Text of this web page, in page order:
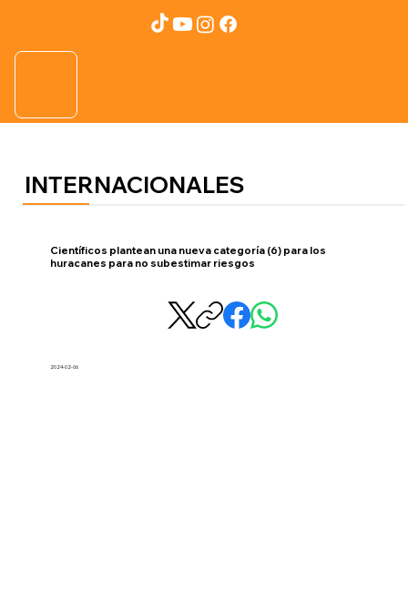
INTERNACIONALES
Científicos plantean una nueva categoría (6) para los
huracanes para no subestimar riesgos
2024-02-06